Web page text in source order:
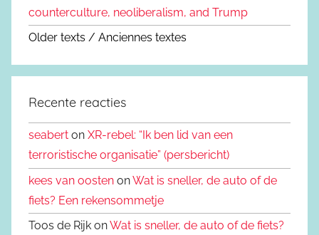
counterculture, neoliberalism, and Trump
Older texts / Anciennes textes
Recente reacties
seabert on XR-rebel: “Ik ben lid van een
terroristische organisatie” (persbericht)
kees van oosten onWat is sneller, de auto of de
fiets? Een rekensommetje
Toos de Rijk onWat is sneller, de auto of de fiets?